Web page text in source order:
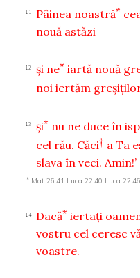
11 Pâinea noastră*
nouă astăzi
12 şi ne* iartă nouă
noi iertăm
13 şi* nu ne duce în
cel rău. Căci† a Ta
slava în veci. Amin!’
* Mat 26:41 Luca 22:40 Luca 22:46
14 Dacă* iertaţi
vostru cel ceresc
voastre.